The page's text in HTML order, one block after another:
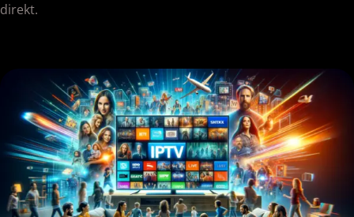
direkt.